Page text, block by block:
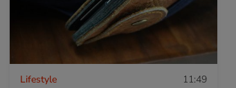
Lifestyle 11:49